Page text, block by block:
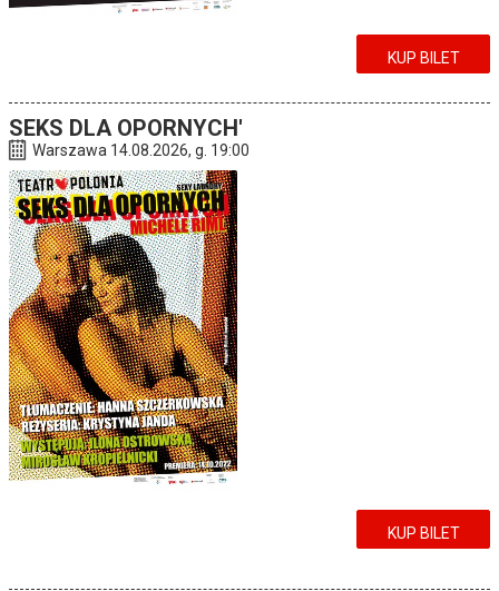
KUP BILET
SEKS DLA OPORNYCH'
Warszawa 14.08.2026, g. 19:00
KUP BILET